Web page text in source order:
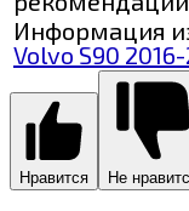
Информация
Volvo S90
Нравится Не